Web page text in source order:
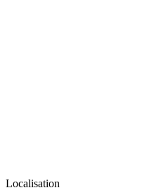
Localisation